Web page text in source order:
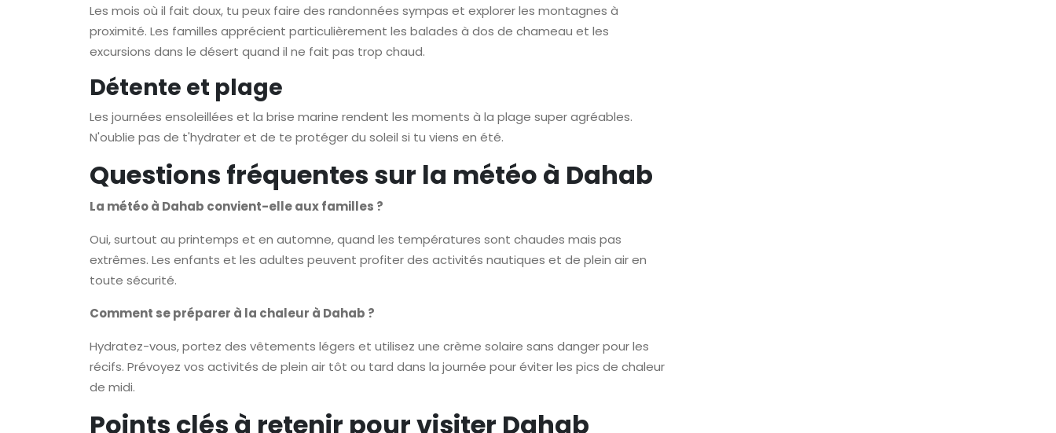
Les mois où il fait doux, tu peux faire des randonnées sympas et explorer les montagnes à
proximité. Les familles apprécient particulièrement les balades à dos de chameau et les
excursions dans le désert quand il ne fait pas trop chaud.
Détente et plage
Les journées ensoleillées et la brise marine rendent les moments à la plage super agréables.
N'oublie pas de t'hydrater et de te protéger du soleil si tu viens en été.
Questions fréquentes sur la météo à Dahab
La météo à Dahab convient-elle aux familles ?
Oui, surtout au printemps et en automne, quand les températures sont chaudes mais pas
extrêmes. Les enfants et les adultes peuvent profiter des activités nautiques et de plein air en
toute sécurité.
Comment se préparer à la chaleur à Dahab ?
Hydratez-vous, portez des vêtements légers et utilisez une crème solaire sans danger pour les
récifs. Prévoyez vos activités de plein air tôt ou tard dans la journée pour éviter les pics de chaleur
de midi.
Points clés à retenir pour visiter Dahab